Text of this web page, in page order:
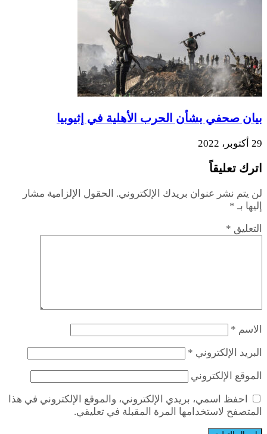
بيان صحفي بشأن الحرب الأهلية في إثيوبيا
29 أكتوبر، 2022
اترك تعليقاً
لن يتم نشر عنوان بريدك الإلكتروني. الحقول الإلزامية مشار
إليها بـ *
التعليق *
الاسم *
البريد الإلكتروني *
الموقع الإلكتروني
احفظ اسمي، بريدي الإلكتروني، والموقع الإلكتروني في هذا
المتصفح لاستخدامها المرة المقبلة في تعليقي.